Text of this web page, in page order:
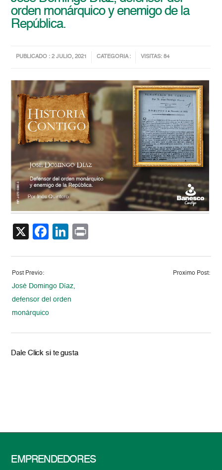
orden monárquico y enemigo de la
República.
PUBLICADO : 2 JULIO, 2021 CATEGORIA : VISITAS: 84
X Facebook
LinkedIn
Post Previo:
José Domingo Díaz,
defensor del orden
monárquico
Proximo Post:
Dale Click si te gusta
EMPRENDEDORES